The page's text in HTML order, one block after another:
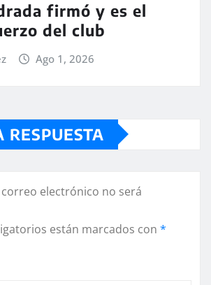
firmó y es el
del club
Ago 1, 2026
RESPUESTA
electrónico no será
están marcados con *